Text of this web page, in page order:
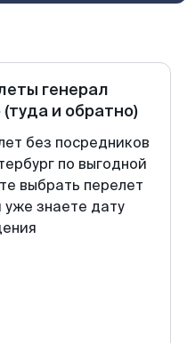
генерал
(туда и обратно)
без посредников
по выгодной
выбрать перелет
уже знаете дату